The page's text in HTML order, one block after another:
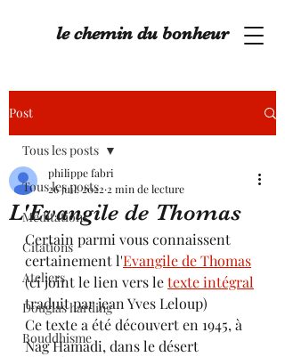
le chemin du bonheur
Post
Tous les posts
Méditations
Citations
Ateliers
Douglas harding
Bouddhisme
Tous les posts
L'Evangile de Thomas
philippe fabri
26 juil. 2022 2 min de lecture
Certain parmi vous connaissent
certainement l'Evangile de Thomas
(ci joint le lien vers le texte intégral
traduit par jean Yves Leloup)
Ce texte a été découvert en 1945, à
Nag Hamadi, dans le désert